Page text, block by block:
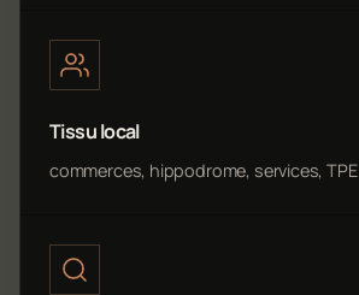
Tissu local
commerces, hippodrome, services, TPE